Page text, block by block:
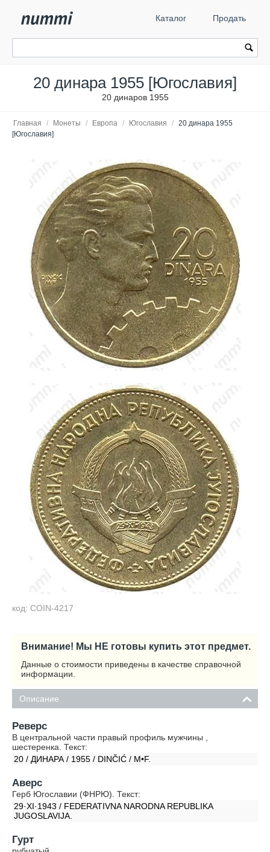
Каталог Продать
20 динара 1955 [Югославия]
20 динаров 1955
Главная / Монеты / Европа / Югославия / 20 динара 1955
[Югославия]
код: COIN-4217
Внимание! Мы НЕ готовы купить этот предмет.
Данные о стоимости приведены в качестве справочной
информации.
Описание
Реверс
В центральной части правый профиль мужчины ,
шестеренка. Текст:
20 / ДИНАРА / 1955 / DINČIĆ / M•F.
Аверс
Герб Югославии (ФНРЮ). Текст:
29·XI·1943 / FEDERATIVNA NARODNA REPUBLIKA
JUGOSLAVIJA.
Гурт